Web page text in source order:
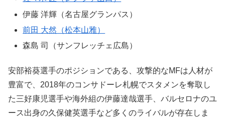
伊藤 洋輝（名古屋グランパス）
前田 大然（松本山雅）
森島 司（サンフレッチェ広島）
安部裕葵選手のポジションである、攻撃的なMFは人材が
豊富で、2018年のコンサドーレ札幌でスタメンを奪取し
た三好康児選手や海外組の伊藤達哉選手、バルセロナのユ
ース出身の久保健英選手など多くのライバルが存在しま